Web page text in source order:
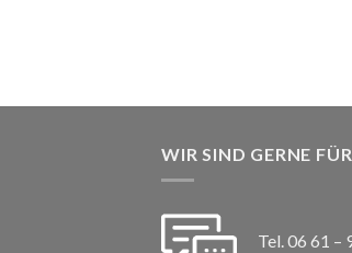
WIR SIND GERNE
Tel. 06 61 –